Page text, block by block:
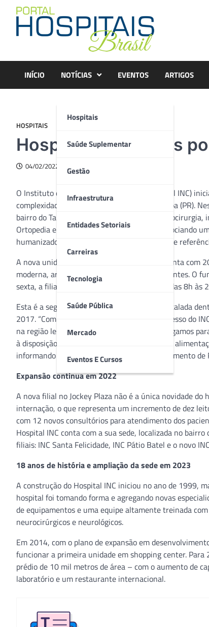
content
INÍCIO NOTÍCIAS
Hospitais
Saúde Suplementar
Gestão
Infraestrutura
Entidades Setoriais
Carreiras
Tecnologia
Saúde Pública
Mercado
Eventos E Cursos
EVENTOS ARTIGOS
HOSPITAIS
Hospital INC abre as
04/02/2022
O Instituto de Neurologia de Curitiba (Hospital INC)
complexidade para mais uma região de Curitiba (PR).
bairro do Tarumã. Além da Neurologia e
Ortopedia e Otorrinolaringologia, sempre associando
humanizado, que tornaram o INC um centro de
A nova unidade fica localizada no Piso L2 e conta com
moderna, arrojada e confortável para os pacientes. O
sexta, a filial do INC realizará o atendimento das 8h às
Esta é a segunda unidade do Hospital INC instalada
2017. “Com certeza a boa experiência e o sucesso do
na região leste da cidade. Nesse modelo, agregamos
à disposição várias opções de lazer, compras e
informando que a nova filial recebeu o investimento de
Expansão continua em 2022
A nova filial no Jockey Plaza não é a única novidade do
internação, o que representa um incremento de dez
com 12 novos consultórios para atendimento dos
Hospital INC conta com a sua sede, localizada no
filiais: INC Santa Felicidade, INC Pátio Batel e o novo
18 anos de história e ampliação da sede em 2023
A construção do Hospital INC iniciou no ano de 1999,
hospital foi tomando forma e agregando novas
de equipamentos e uma equipe altamente treinada
neurocirúrgicos e neurológicos.
Em 2014, com o plano de expansão em
funcionar a primeira unidade em shopping center.
prédio de 10 mil metros de área – com o aumento de
laboratório e um restaurante internacional.